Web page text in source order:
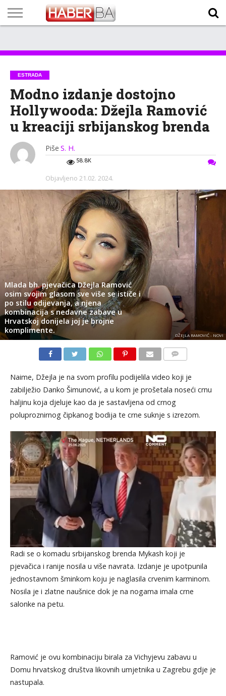
TECH
PROGRAM
PROGNOZA
PUTEVIMA
LISTA
NAMA
ESTRADA
Modno izdanje dostojno
Hollywooda: Džejla Ramović
u kreaciji srbijanskog brenda
Piše S. H.
58.8K
Objavljeno 21.02. 2024.
Mlada bh. pjevačica Džejla Ramović
osim svojim glasom sve više se ističe i
po stilu odijevanja, a njena
kombinacija s nedavne zabave u
Hrvatskoj donijela joj je brojne
komplimente.
DŽEJLA RAMOVIĆ - NOVI
Naime, Džejla je na svom profilu podijelila video koji je
zabilježio Danko Šimunović, a u kom je prošetala noseći crnu
haljinu koja djeluje kao da je sastavljena od crnog
poluproznirnog čipkanog bodija te crne suknje s izrezom.
Radi se o komadu srbijanskog brenda Mykash koji je
pjevačica i ranije nosila u više navrata. Izdanje je upotpunila
jednostavnom šminkom koju je naglasila crvenim karminom.
Nosila je i zlatne naušnice dok je na nogama imala crne
salonke na petu.
Ramović je ovu kombinaciju birala za Vichyjevu zabavu u
Domu hrvatskog društva likovnih umjetnika u Zagrebu gdje je
nastupala.